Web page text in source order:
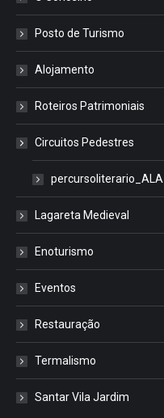
Posto de Turismo
Alojamento
Roteiros Patrimoniais
Circuitos Pedestres
percursoliterario_ALA
Lagareta Medieval
Enoturismo
Eventos
Restauração
Termalismo
Santar Vila Jardim